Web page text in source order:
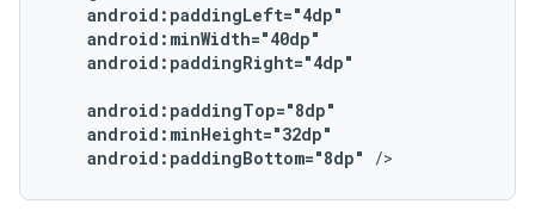
android:paddingRight="4dp"
android:paddingBottom="8dp"
/>